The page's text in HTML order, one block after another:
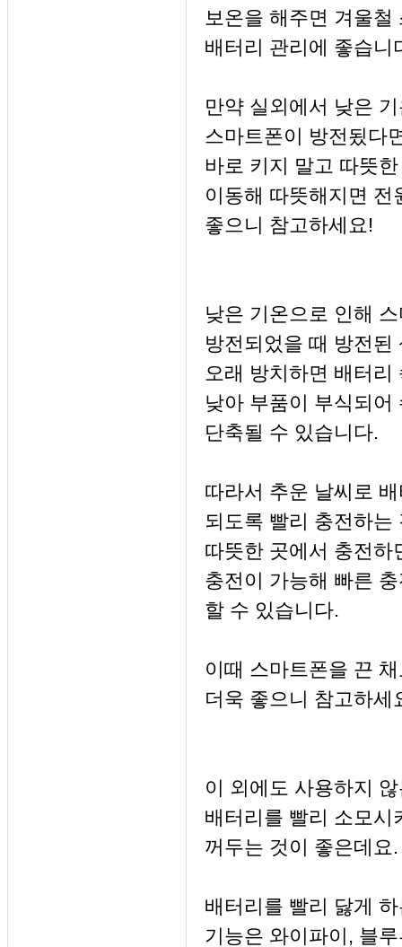
보온을 해주면 겨울철
배터리 관리에 좋습니
만약 실외에서 낮은
스마트폰이 방전됬다
바로 키지 말고 따뜻
이동해 따뜻해지면 전
좋으니 참고하세요!
낮은 기온으로 인해
방전되었을 때 방전된
오래 방치하면 배터리
낮아 부품이 부식되어
단축될 수 있습니다.
따라서 추운 날씨로
되도록 빨리 충전하는
따뜻한 곳에서 충전하
충전이 가능해 빠른
할 수 있습니다.
이때 스마트폰을 끈
더욱 좋으니 참고하세
이 외에도 사용하지
배터리를 빨리 소모시
꺼두는 것이 좋은데요.
배터리를 빨리 닳게
기능은 와이파이, 블